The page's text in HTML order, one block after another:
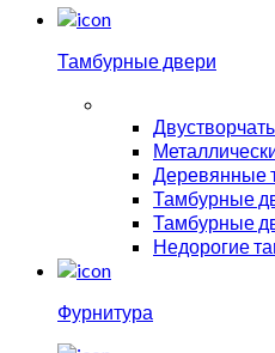
Тамбурные двери
Деревянные
Тамбурные
Тамбурные
Недорогие
Фурнитура